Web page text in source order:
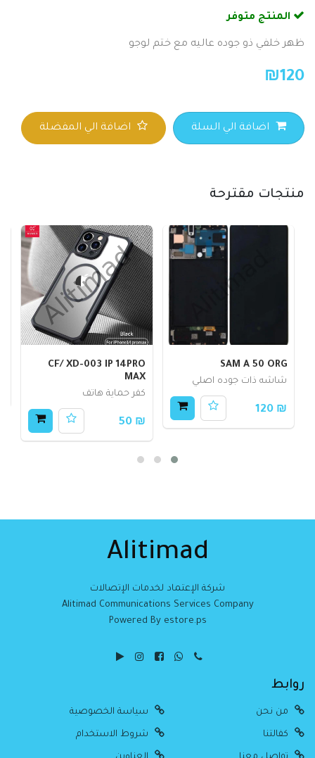
المنتج متوفر
ظهر خلفي ذو جوده عاليه مع ختم لوجو
₪120
اضافة الي السلة اضافة الي المفضلة
منتجات مقترحة
SAM A 50 ORG
شاشه ذات جوده اصلي
₪ 120
CF/ XD-003 IP 14PRO
MAX
كفر حماية هاتف
₪ 50
Alitimad
شركة الإعتماد لخدمات الإتصالات
Alitimad Communications Services Company
Powered By estore.ps
روابط
من نحن سياسة الخصوصية
كفالتنا شروط الاستخدام